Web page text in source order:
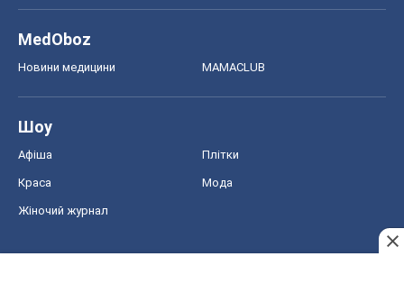
MedOboz
Новини медицини MAMACLUB
Шоу
Афіша Плітки
Краса Мода
Жіночий журнал